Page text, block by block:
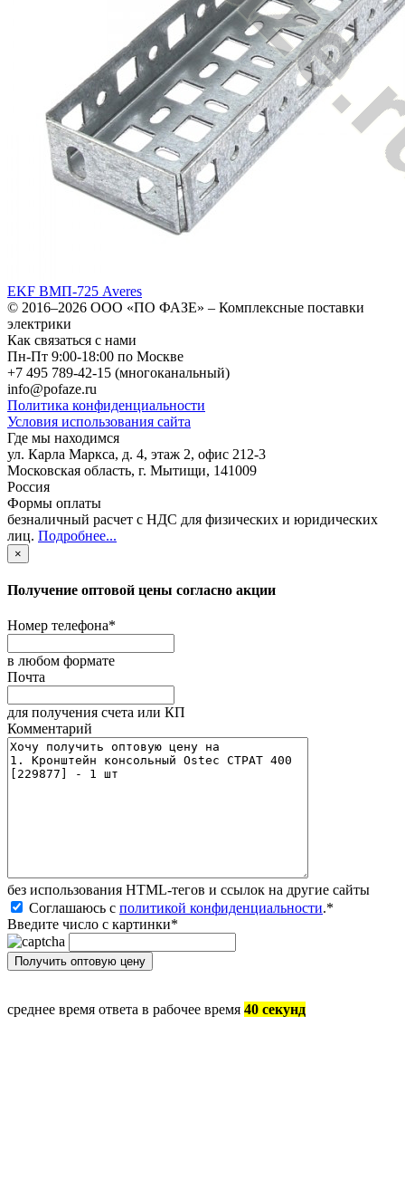
EKF ВМП-725 Averes
© 2016–2026 ООО «ПО ФАЗЕ» – Комплексные поставки
электрики
Как связаться с нами
Пн-Пт 9:00-18:00 по Москве
+7 495 789-42-15 (многоканальный)
info@pofaze.ru
Политика конфиденциальности
Условия использования сайта
Где мы находимся
ул. Карла Маркса, д. 4, этаж 2, офис 212-3
Московская область, г. Мытищи, 141009
Россия
Формы оплаты
безналичный расчет с НДС для физических и юридических
лиц. Подробнее...
×
Получение оптовой цены согласно акции
Номер телефона*
в любом формате
Почта
для получения счета или КП
Комментарий
без иcпользования HTML-тегов и ссылок на другие сайты
Соглашаюсь с политикой конфиденциальности.*
Введите число с картинки*
среднее время ответа в рабочее время 40 секунд